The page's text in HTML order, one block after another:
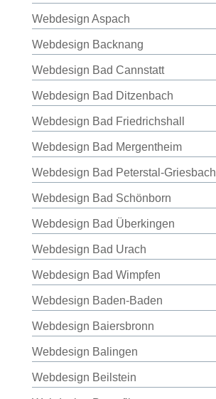
Webdesign Aspach
Webdesign Backnang
Webdesign Bad Cannstatt
Webdesign Bad Ditzenbach
Webdesign Bad Friedrichshall
Webdesign Bad Mergentheim
Webdesign Bad Peterstal-Griesbach
Webdesign Bad Schönborn
Webdesign Bad Überkingen
Webdesign Bad Urach
Webdesign Bad Wimpfen
Webdesign Baden-Baden
Webdesign Baiersbronn
Webdesign Balingen
Webdesign Beilstein